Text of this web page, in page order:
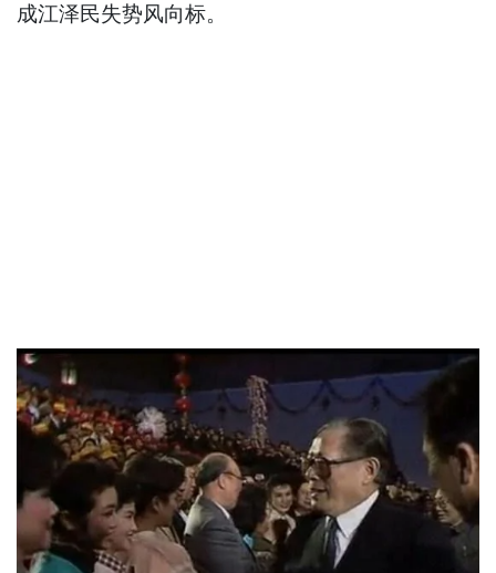
成江泽民失势风向标。